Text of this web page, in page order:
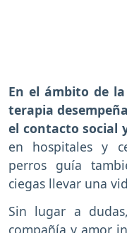
En el ámbito de
terapia
el contacto social
en hospitales y
perros guía
ciegas llevar una
Sin lugar a
compañía y amor